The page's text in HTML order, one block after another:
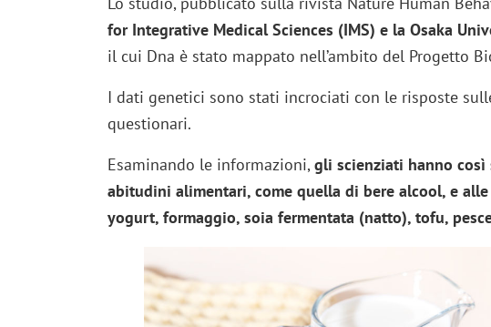
for Integrative Medical Sciences (IMS) e la Osaka
il cui Dna è stato mappato nell’ambito del Progetto
I dati genetici sono stati incrociati con le risposte
questionari.
Esaminando le informazioni,gli scienziati hanno
abitudini alimentari, come quella di bere alcool, e
yogurt, formaggio, soia fermentata (natto), tofu,